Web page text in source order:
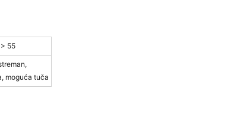
> 55
moguća tuča